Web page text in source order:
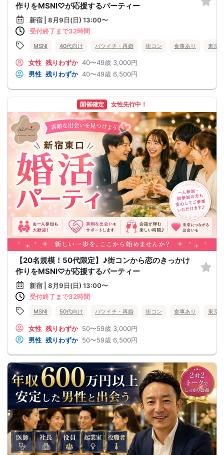
作りをMSNI♡が応援するパーティー
新宿 | 8月9日(日) 13:00〜
受付終了まで32時間
MSNI 40代向け バツイチ・再婚 街コン 食事あり 東京都
女性 残りわずか 40〜49歳 3,000円
男性 残りわずか 40〜49歳 6,500円
開催確定 女性先行中！
【20名規模！50代限定】♪街コンから恋のきっかけ
作りをMSNI♡が応援するパーティー
新宿 | 8月9日(日) 13:00〜
受付終了まで32時間
MSNI 50代向け バツイチ・再婚 街コン 食事あり 東京都
女性 残りわずか 50〜59歳 3,000円
男性 残りわずか 50〜59歳 6,500円